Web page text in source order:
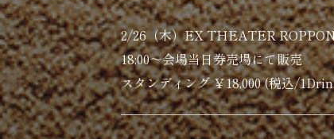
2/26（木）EX THEATER
18:00～会場当日券売場にて販売
スタンディング ￥18,000 (税込/